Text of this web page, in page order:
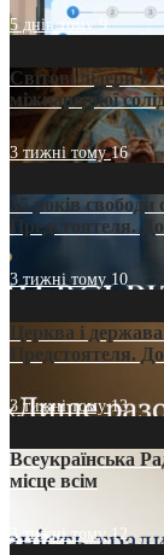
5 днів тому9
Світові лідери в
міжнародної
3 тижні тому16
35 років свободи
Предстоятеля.
3 тижні тому 10
Церква і
Предстоятеля.
3 тижні тому13
Всеукраїнська
місце всім
3 тижні тому12